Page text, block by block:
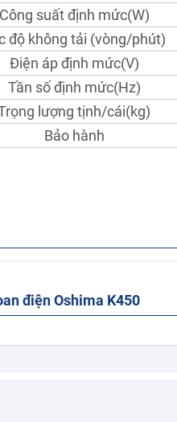
Công suất định mức(W)
độ không tải (vòng/phút)
Điện áp định mức(V)
Tần số định mức(Hz)
lượng tịnh/cái(kg)
Bảo hành
điện Oshima K450